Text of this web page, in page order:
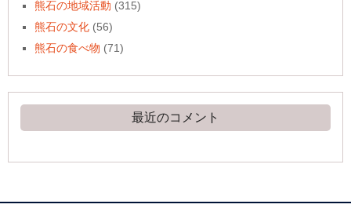
熊石の地域活動 (315)
熊石の文化 (56)
熊石の食べ物 (71)
最近のコメント